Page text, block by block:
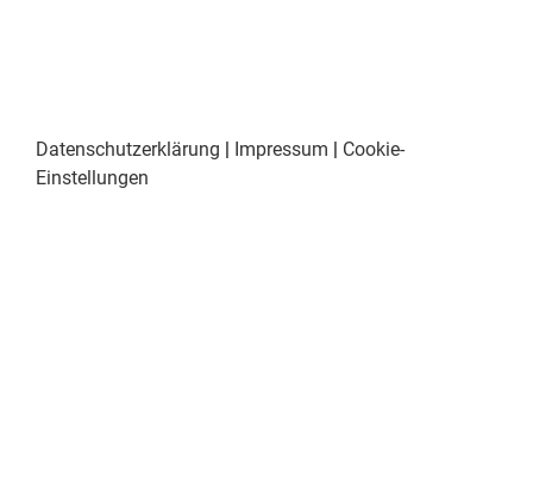
Datenschutzerklärung | Impressum | Cookie-
Einstellungen